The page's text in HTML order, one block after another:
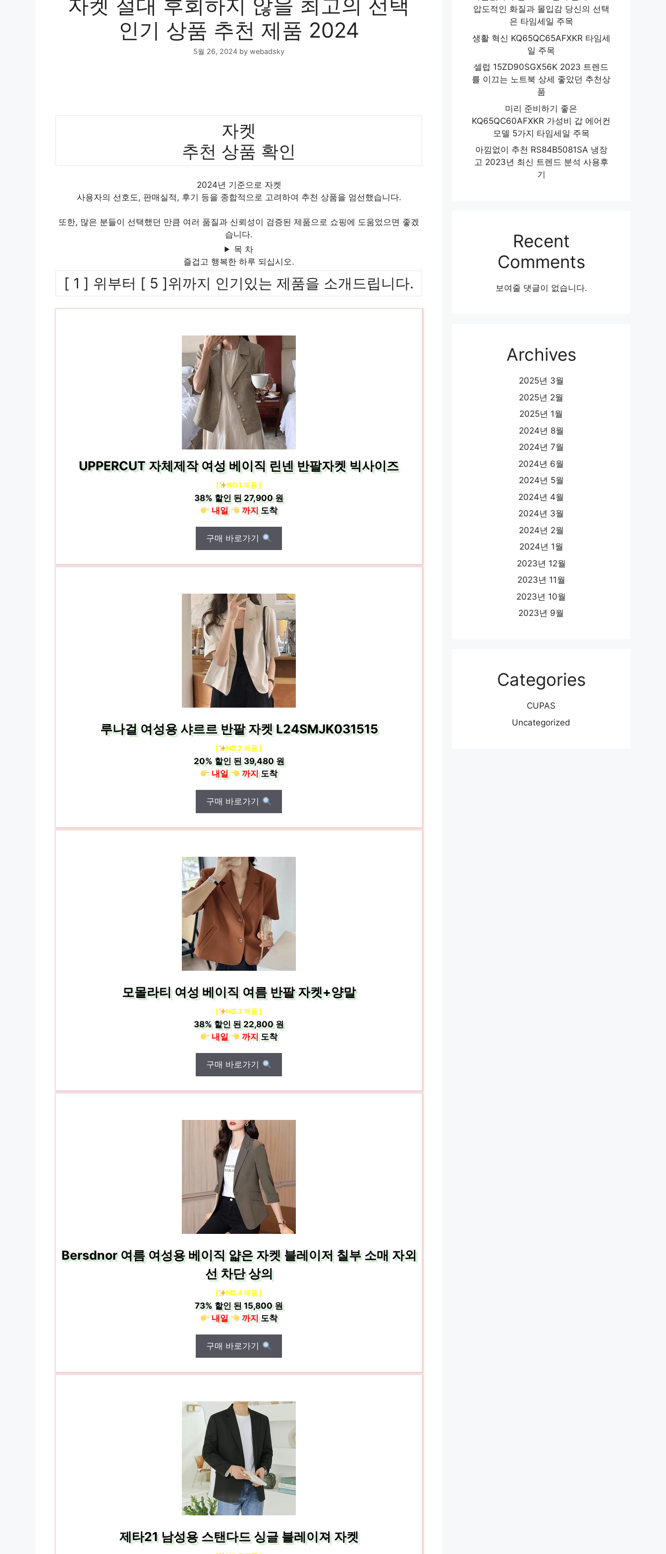
자켓 절대 후회하지 않을 최고의 선택
인기 상품 추천 제품 2024
5월 26, 2024 by webadsky
자켓
추천 상품 확인
2024년 기준으로 자켓
사용자의 선호도, 판매실적, 후기 등을 종합적으로 고려하여 추천 상품을 엄선했습니다.
또한, 많은 분들이 선택했던 만큼 여러 품질과 신뢰성이 검증된 제품으로 쇼핑에 도움었으면 좋겠
습니다.
목 차
즐겁고 행복한 하루 되십시오.
[ 1 ] 위부터 [ 5 ]위까지 인기있는 제품을 소개드립니다.
UPPERCUT 자체제작 여성 베이직 린넨 반팔자켓 빅사이즈
[ NO.1 제품 ]
38%할인 된27,900 원
내일
까지도착
구매 바로가기
루나걸 여성용 샤르르 반팔 자켓 L24SMJK031515
[ NO.2 제품 ]
20%할인 된39,480 원
내일
까지도착
구매 바로가기
모몰라티 여성 베이직 여름 반팔 자켓+양말
[ NO.3 제품 ]
38%할인 된22,800 원
내일
까지도착
구매 바로가기
Bersdnor 여름 여성용 베이직 얇은 자켓 블레이저 칠부 소매 자외
선 차단 상의
[ NO.4 제품 ]
73%할인 된15,800 원
내일
까지도착
구매 바로가기
제타21 남성용 스탠다드 싱글 블레이져 자켓
압도적인 화질과 몰입감 당신의 선택
은 타임세일 주목
생활 혁신 KQ65QC65AFXKR 타임세
일 주목
셀럽 15ZD90SGX56K 2023 트렌드
를 이끄는 노트북 상세 좋았던 추천상
품
미리 준비하기 좋은
KQ65QC60AFXKR 가성비 갑 에어컨
모델 5가지 타임세일 주목
아낌없이 추천 RS84B5081SA 냉장
고 2023년 최신 트렌드 분석 사용후
기
Recent
Comments
보여줄 댓글이 없습니다.
Archives
2025년 3월
2025년 2월
2025년 1월
2024년 8월
2024년 7월
2024년 6월
2024년 5월
2024년 4월
2024년 3월
2024년 2월
2024년 1월
2023년 12월
2023년 11월
2023년 10월
2023년 9월
Categories
CUPAS
Uncategorized